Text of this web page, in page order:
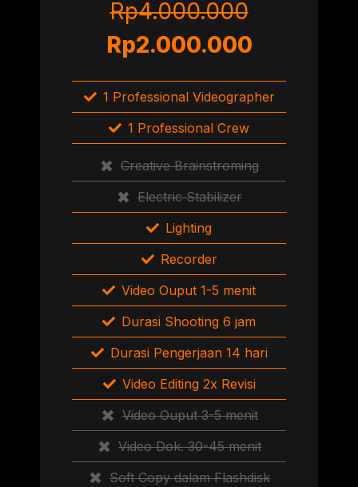
Rp4.000.000
Rp2.000.000
1 Professional Videographer
1 Professional Crew
Creative Brainstroming
Electric Stabilizer
Lighting
Recorder
Video Ouput 1-5 menit
Durasi Shooting 6 jam
Durasi Pengerjaan 14 hari
Video Editing 2x Revisi
Video Ouput 3-5 menit
Video Dok. 30-45 menit
Soft Copy dalam Flashdisk